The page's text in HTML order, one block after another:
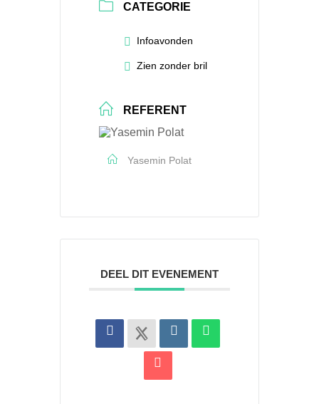
CATEGORIE
Infoavonden
Zien zonder bril
REFERENT
Yasemin Polat
DEEL DIT EVENEMENT